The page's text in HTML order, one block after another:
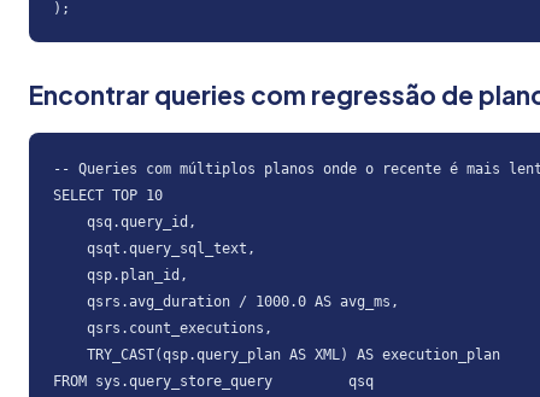
);
Encontrar queries com regressão de
-- Queries com múltiplos planos onde o recente é mais
SELECT TOP 10
    qsq.query_id,
    qsqt.query_sql_text,
    qsp.plan_id,
    qsrs.avg_duration / 1000.0 AS avg_ms,
    qsrs.count_executions,
    TRY_CAST(qsp.query_plan AS XML) AS execution_plan
FROM sys.query_store_query         qsq